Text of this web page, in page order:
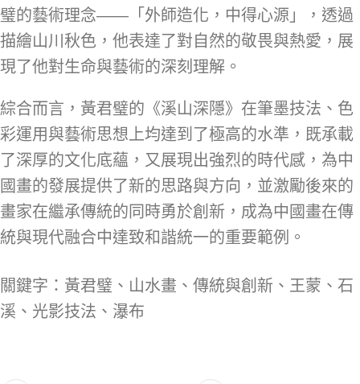
璧的藝術理念——「外師造化，中得心源」，透過
描繪山川秋色，他表達了對自然的敬畏與熱愛，展
現了他對生命與藝術的深刻理解。
綜合而言，黃君璧的《溪山深隱》在筆墨技法、色
彩運用與藝術思想上均達到了極高的水準，既承載
了深厚的文化底蘊，又展現出強烈的時代感，為中
國畫的發展提供了新的思路與方向，並激勵後來的
畫家在繼承傳統的同時勇於創新，成為中國畫在傳
統與現代融合中達致和諧統一的重要範例。
關鍵字：黃君璧、山水畫、傳統與創新、王蒙、石
溪、光影技法、瀑布